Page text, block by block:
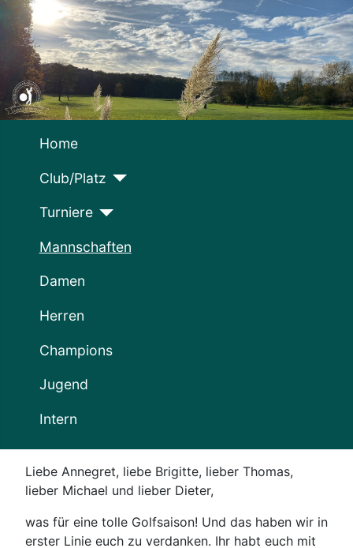
Home
Club/Platz
Turniere
Mannschaften
Damen
Herren
Champions
Jugend
Intern
Liebe Annegret, liebe Brigitte, lieber Thomas,
lieber Michael und lieber Dieter,
was für eine tolle Golfsaison! Und das haben wir in
erster Linie euch zu verdanken. Ihr habt euch mit